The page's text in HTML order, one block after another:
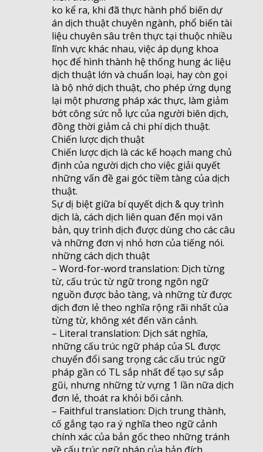
ko kể ra, khi đã thực hành phổ biến dự
án dịch thuật chuyên ngành, phổ biến tài
liệu chuyên sâu trên thực tại thuộc nhiều
lĩnh vực khác nhau, việc áp dụng khoa
học để hình thành hệ thống hung ác liệu
dịch thuật lớn và chuẩn loại, hay còn gọi
là bộ nhớ dịch thuật, cho phép ứng dụng
lại một phương pháp xác thực, làm giảm
bớt công sức nỗ lực của người biên dịch,
đồng thời giảm cả chi phí dịch thuật.
Chiến lược dịch thuật
Chiến lược dịch là các kế hoạch mang chủ
định của người dịch cho việc giải quyết
những vấn đề gai góc tiềm tàng của dịch
thuật.
Sự dị biệt giữa bí quyết dịch & quy trình
dịch là, cách dịch liên quan đến mọi văn
bản, quy trình dịch được dùng cho các câu
và những đơn vị nhỏ hơn của tiếng nói.
những cách dịch thuật
– Word-for-word translation: Dịch từng
từ, cấu trúc từ ngữ trong ngôn ngữ
nguồn được bảo tàng, và những từ được
dịch đơn lẻ theo nghĩa rộng rãi nhất của
từng từ, không xét đến văn cảnh.
– Literal translation: Dịch sát nghĩa,
những cấu trúc ngữ pháp của SL được
chuyển đổi sang trọng các cấu trúc ngữ
pháp gần có TL sắp nhất để tạo sự sắp
gũi, nhưng những từ vựng 1 lần nữa dịch
đơn lẻ, thoát ra khỏi bối cảnh.
– Faithful translation: Dịch trung thành,
cố gắng tạo ra ý nghĩa theo ngữ cảnh
chính xác của bản gốc theo những tránh